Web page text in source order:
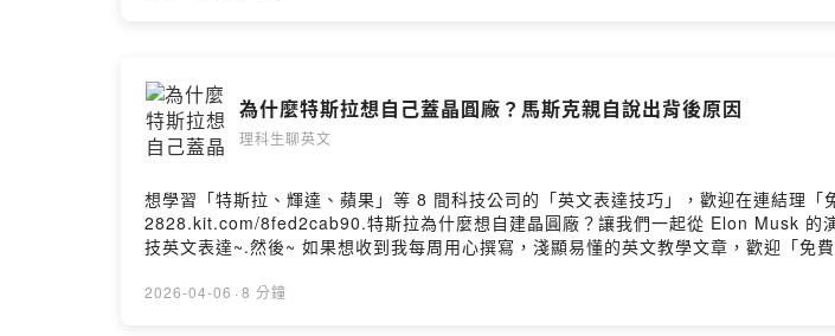
為什麼特斯拉想自己蓋晶圓廠？馬斯克親自說出背後原因
理科生聊英文
想學習「特斯拉、輝達、蘋果」等 8 間科技公司的「英文表達技巧」，歡迎在連結
2828.kit.com/8fed2cab90.特斯拉為什麼想自建晶圓廠？讓我們一起從 Elon Musk 的
技英文表達~.然後~ 如果想收到我每周用心撰寫，淺顯易懂的英文教學文章，歡迎「
2026-04-06 · 8 分鐘